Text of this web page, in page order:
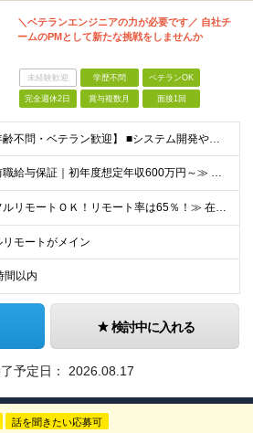
＼ベテランエンジニアの力が必要です／ 自社チ
ームのPMとして新たな挑戦をしませんか
未経験歓迎 学歴不問 ベテランOK
完全週休2日 賞与複数月 面接1回
【年齢不問・ベテラン歓迎】 ■システム開発やインフラの実務経験をお持ちの方（言語・工程・年数不問） ■学歴不問 ≪こんな方はぜひご応募ください≫ □SE経験を積んだがリーダー・PLのポジションがない
≪前職給与保証｜初年度想定年収600万円～≫ 月給45万円以上＋決算賞与＋交通費 ※スキル・経験を考慮の上、優遇します ※上記月給には固定残業代月20時間分(5万1000円以上)を含みます。超過し
≪フルリモートＯＫ！リモート率は65％！≫ 在宅勤務または東京・神奈川・埼玉・千葉のお客様先での勤務 ■本社 東京都港区芝2-22-15 STKビル 1F (変更の範囲)上記を除く当社関連勤務地
リモートがメイン
間以内
検討中に入れる
予定日： 2026.08.17
話を聞きたい応募可